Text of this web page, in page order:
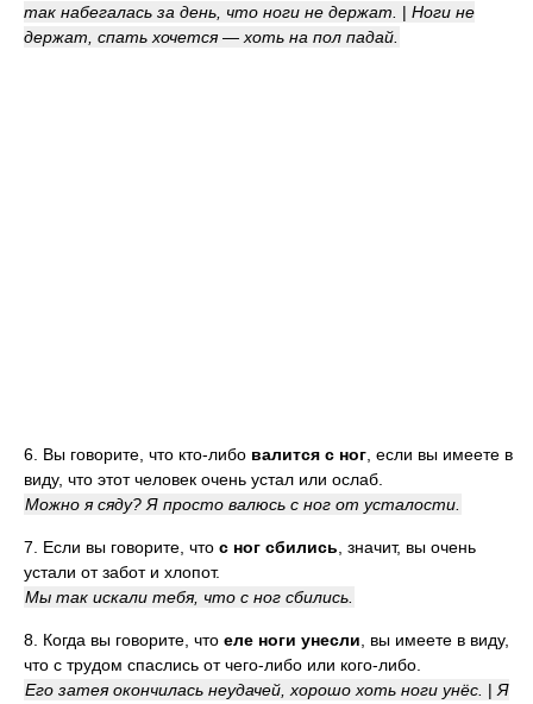
так набегалась за день, что ноги не держат.
| Ноги не
держат, спать хочется — хоть на пол падай.
6. Вы говорите, что кто-либо валится с ног , если вы имеете в
виду, что этот человек очень устал или ослаб.
Можно я сяду? Я просто валюсь с ног от усталости.
7. Если вы говорите, что с ног сбились , значит, вы очень
устали от забот и хлопот.
Мы так искали тебя, что с ног сбились.
8. Когда вы говорите, что еле ноги унесли , вы имеете в виду,
что с трудом спаслись от чего-либо или кого-либо.
Его затея окончилась неудачей, хорошо хоть ноги унёс. | Я